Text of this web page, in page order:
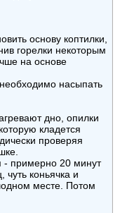
основу коптилки,
горелки некоторым
на основе
насыпать
дно, опилки
кладется
проверяя
- примерно 20 минут
коньячка и
месте. Потом